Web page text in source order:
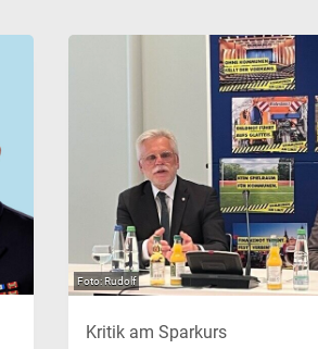
Rudolf
Kritik am Sparkurs